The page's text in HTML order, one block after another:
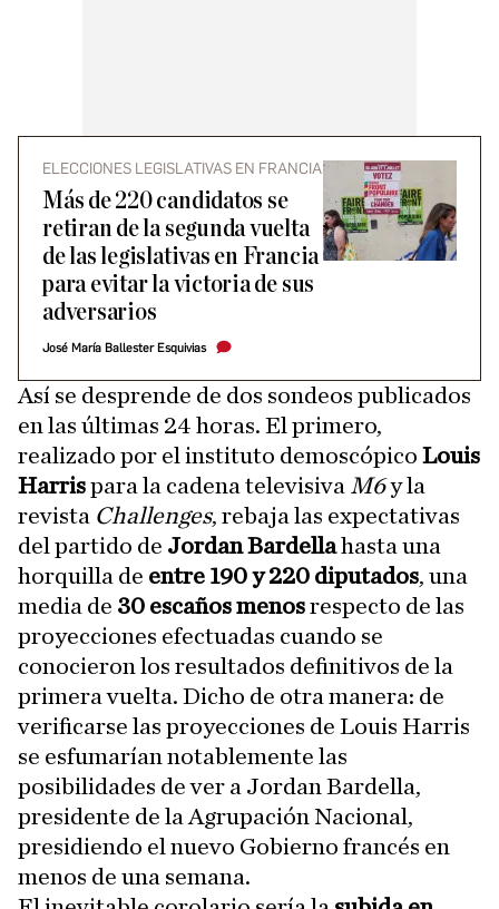
ELECCIONES LEGISLATIVAS EN FRANCIA
Más de 220 candidatos se
retiran de la segunda vuelta
de las legislativas en Francia
para evitar la victoria de sus
adversarios
José María Ballester Esquivias
Así se desprende de dos sondeos publicados
en las últimas 24 horas. El primero,
realizado por el instituto demoscópico Louis
Harrispara la cadena televisiva M6y la
revista Challenges, rebaja las expectativas
del partido de Jordan Bardellahasta una
horquilla de entre 190 y 220 diputados, una
media de 30 escaños menosrespecto de las
proyecciones efectuadas cuando se
conocieron los resultados definitivos de la
primera vuelta. Dicho de otra manera: de
verificarse las proyecciones de Louis Harris
se esfumarían notablemente las
posibilidades de ver a Jordan Bardella,
presidente de la Agrupación Nacional,
presidiendo el nuevo Gobierno francés en
menos de una semana.